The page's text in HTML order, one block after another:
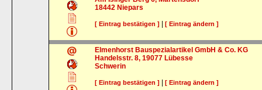
18442 Niepars
[ Eintrag bestätigen ] |[ Eintrag ändern ]
Elmenhorst Bauspezialartikel GmbH & Co. KG
Handelsstr. 8, 19077 Lübesse
Schwerin
[ Eintrag bestätigen ] |[ Eintrag ändern ]